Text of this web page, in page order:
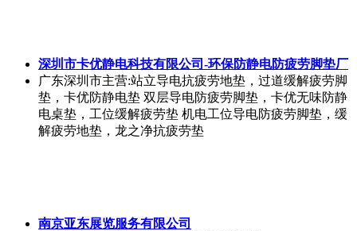
深圳市卡优静电科技有限公司-环保防静电防疲劳脚垫厂
广东深圳市主营:站立导电抗疲劳地垫，过道缓解疲劳脚
垫，卡优防静电垫 双层导电防疲劳脚垫，卡优无味防静
电桌垫，工位缓解疲劳垫 机电工位导电防疲劳脚垫，缓
解疲劳地垫，龙之净抗疲劳垫
南京亚东展览服务有限公司